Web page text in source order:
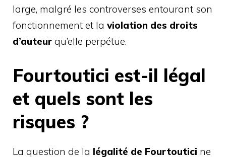
large, malgré les controverses entourant son
fonctionnement et la violation des droits
d’auteur qu’elle perpétue.
Fourtoutici est-il légal
et quels sont les
risques ?
La question de la légalité de Fourtoutici ne